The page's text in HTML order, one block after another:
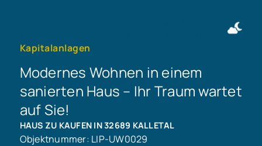
Kapitalanlagen
Modernes Wohnen in einem
sanierten Haus – Ihr Traum wartet
auf Sie!
HAUS ZU KAUFEN IN 32689 KALLETAL
Objektnummer: LIP-UW0029